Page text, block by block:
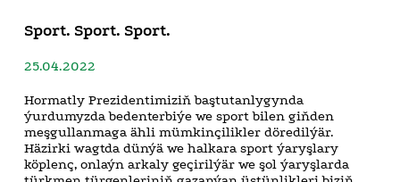
Sport. Sport. Sport.
25.04.2022
Hormatly Prezidentimiziň baştutanlygynda
ýurdumyzda bedenterbiýe we sport bilen giňden
meşgullanmaga ähli mümkinçilikler döredilýär.
Häzirki wagtda dünýä we halkara sport ýaryşlary
köplenç, onlaýn arkaly geçirilýär we şol ýaryşlarda